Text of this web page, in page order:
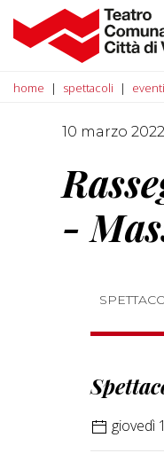
home spettacoli
10 marzo 2022
-
giovedì